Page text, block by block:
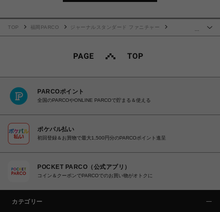
TOP 福岡PARCO
ジャーナルスタンダード ファニチャー
PARCOポイント
全国のPARCOやONLINE PARCOで貯まる＆使える
ポケパル払い
初回登録＆お買物で最大1,500円分のPARCOポイント進呈
POCKET PARCO（公式アプリ）
コイン＆クーポンでPARCOでのお買い物がオトクに
カテゴリー